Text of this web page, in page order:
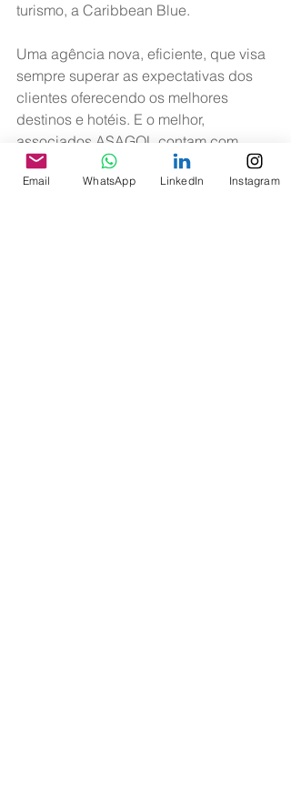
turismo, a Caribbean Blue.
Uma agência nova, eficiente, que visa
sempre superar as expectativas dos
clientes oferecendo os melhores
destinos e hotéis. E o melhor,
associados ASAGOL contam com
descontos de até 10%!
Email WhatsApp LinkedIn Instagram